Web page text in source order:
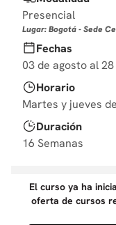
10. derecho
Presencial
Lugar: Bogotá - Sede
Fechas
03 de agosto al
Horario
Martes y jueves
Duración
16 Semanas
El curso ya ha
oferta de cursos